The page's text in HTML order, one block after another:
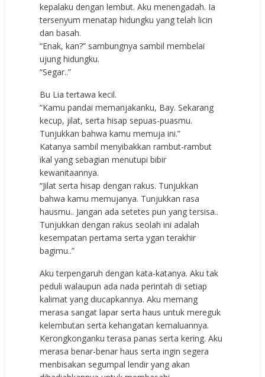
kepalaku dengan lembut. Aku menengadah. Ia
tersenyum menatap hidungku yang telah licin
dan basah.
“Enak, kan?” sambungnya sambil membelai
ujung hidungku.
“Segar..”
Bu Lia tertawa kecil.
“Kamu pandai memanjakanku, Bay. Sekarang
kecup, jilat, serta hisap sepuas-puasmu.
Tunjukkan bahwa kamu memuja ini.”
Katanya sambil menyibakkan rambut-rambut
ikal yang sebagian menutupi bibir
kewanitaannya.
“Jilat serta hisap dengan rakus. Tunjukkan
bahwa kamu memujanya. Tunjukkan rasa
hausmu.. Jangan ada setetes pun yang tersisa..
Tunjukkan dengan rakus seolah ini adalah
kesempatan pertama serta ygan terakhir
bagimu..”
Aku terpengaruh dengan kata-katanya. Aku tak
peduli walaupun ada nada perintah di setiap
kalimat yang diucapkannya. Aku memang
merasa sangat lapar serta haus untuk mereguk
kelembutan serta kehangatan kemaluannya.
Kerongkonganku terasa panas serta kering. Aku
merasa benar-benar haus serta ingin segera
menbisakan segumpal lendir yang akan